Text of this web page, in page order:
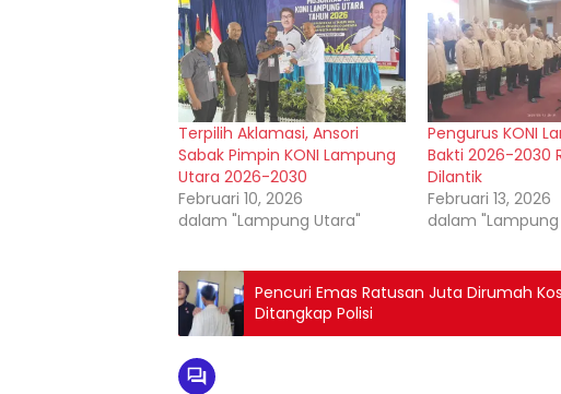
Terpilih Aklamasi, Ansori
Sabak Pimpin KONI Lampung
Utara 2026-2030
Februari 10, 2026
dalam "Lampung Utara"
Pengurus KONI
Bakti 2026-2030
Dilantik
Februari 13, 2026
dalam
Pencuri Emas Ratusan Juta Dirumah
Ditangkap Polisi